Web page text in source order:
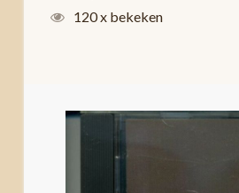
120 x bekeken